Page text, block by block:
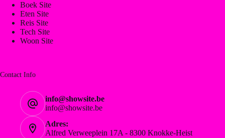
Boek Site
Eten Site
Reis Site
Tech Site
Woon Site
Contact Info
info@showsite.be
info@showsite.be
Adres:
Alfred Verweeplein 17A - 8300 Knokke-Heist